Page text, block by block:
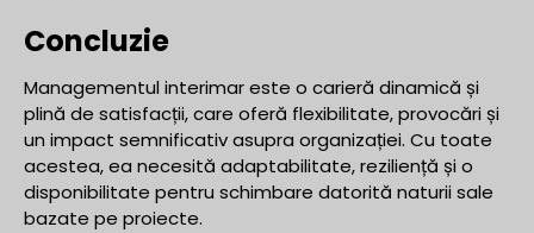
Concluzie
Managementul interimar este o carieră dinamică și
plină de satisfacții, care oferă flexibilitate, provocări și
un impact semnificativ asupra organizației. Cu toate
acestea, ea necesită adaptabilitate, reziliență și o
disponibilitate pentru schimbare datorită naturii sale
bazate pe proiecte.